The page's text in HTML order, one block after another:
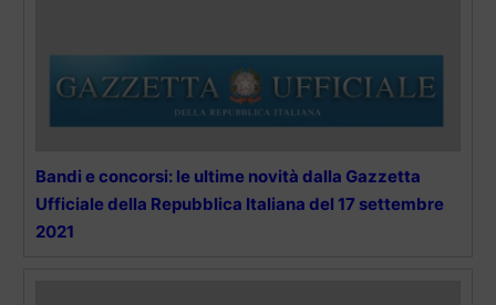
Bandi e concorsi: le ultime novità dalla Gazzetta
Ufficiale della Repubblica Italiana del 17 settembre
2021